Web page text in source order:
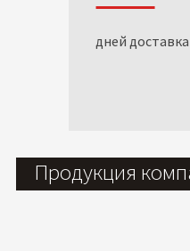
дней
Продукция